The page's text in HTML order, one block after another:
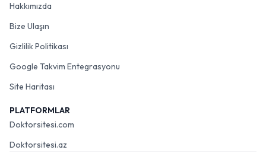
Hakkımızda
Bize Ulaşın
Gizlilik Politikası
Google Takvim Entegrasyonu
Site Haritası
PLATFORMLAR
Doktorsitesi.com
Doktorsitesi.az